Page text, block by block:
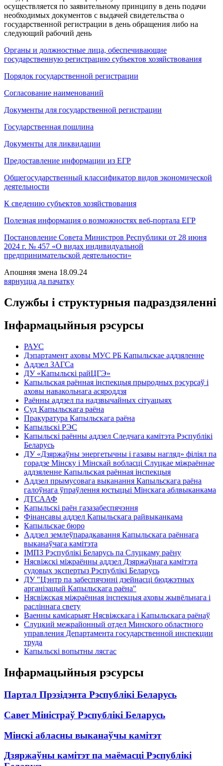
осуществляется по заявительному принципу в день подачи
необходимых документов с выдачей свидетельства о
государственной регистрации в день обращения либо на
следующий рабочий день
Органы и должностные лица, обеспечивающие
государственную регистрацию субъектов хозяйствования
Порядок государственной регистрации
Согласование наименований
Документы для государственной регистрации
Государственная пошлина
Документы для ликвидации
Предоставление информации из ЕГР
Общегосударственный классификатор видов экономической
деятельности
К сведению субъектов хозяйствования
Полезная информация о возможностях веб-портала ЕГР
Постановление Совета Министров Республики от 28 июня
2024 г. № 457 «О видах индивидуальной
предпринимательской деятельности»
Апошняя змена 18.09.24
вярнуцца да пачатку
Службы і структурныя падраздзяленні
Інфармацыйныя рэсурсы
РАУС
Дэпартамент аховы МУС РБ Капыльскае аддзяленне
Аддзел ЗАГСа
ДУ «Капыльскі райЦГЭ»
Капыльская раённая інспекцыя прыродных рэсурсаў і
аховы навакольнага асяроддзя
Раённы аддзел па надзвычайных сітуацыях
Суд Капыльскага раёна
Пракуратура Капыльскага раёна
Капыльскі РЭС
Капыльскі раённы аддзел Следчага камітэта Рэспублікі
Беларусь
ДУ «Дзяржаўны энергетычны і газавы нагляд» філіял па
горадзе Мінску і Мінскай вобласці Слуцкае міжраённае
аддзяленне Капыльская раённая інспекцыя
Аддзел прымусовага выканання Капыльскага раёна
галоўнага ўпраўлення юстыцыі Мінскага аблвыканкама
ДТСААФ
Капыльскі раён газазабеспячэння
Фінансавы аддзел Капыльскага райвыканкама
Капыльскае бюро
Аддзел землеўпарадкавання Капыльскага раённага
выканаўчага камітэта
ІМПЗ Рэспублікі Беларусь па Слуцкаму раёну
Нясвіжскі міжраённы аддзел Дзяржаўнага камітэта
судовых экспертыз Рэспублікі Беларусь
ДУ "Цэнтр па забеспячэнні дзейнасці бюджэтных
арганізацый Капыльскага раёна"
Нясвіжская міжраённая інспекцыя аховы жывёльнага і
расліннага свету
Ваенны камісарыят Нясвіжскага і Капыльскага раёнаў
Слуцкий межрайонный отдел Минского областного
управления Департамента государственной инспекции
труда
Капыльскі вопытны лясгас
Інфармацыйныя рэсурсы
Партал Прэзідэнта Рэспублікі Беларусь
Савет Міністраў Рэспублікі Беларусь
Мінскі абласны выканаўчы камітэт
Дзяржаўны камітэт па маёмасці Рэспублікі